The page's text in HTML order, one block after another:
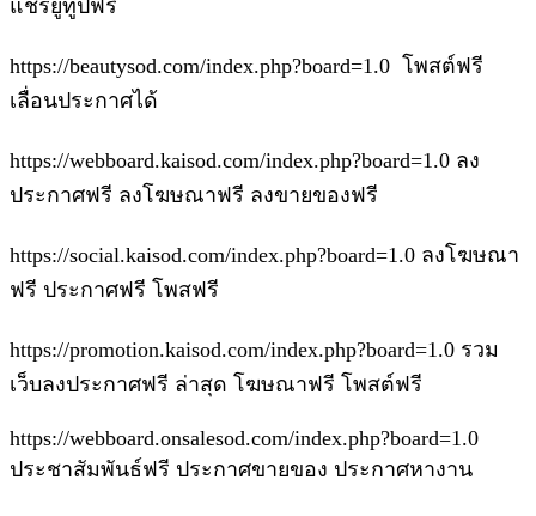
แชร์ยูทูปฟรี
https://beautysod.com/index.php?board=1.0 โพสต์ฟรี
เลื่อนประกาศได้
https://webboard.kaisod.com/index.php?board=1.0 ลง
ประกาศฟรี ลงโฆษณาฟรี ลงขายของฟรี
https://social.kaisod.com/index.php?board=1.0 ลงโฆษณา
ฟรี ประกาศฟรี โพสฟรี
https://promotion.kaisod.com/index.php?board=1.0 รวม
เว็บลงประกาศฟรี ล่าสุด โฆษณาฟรี โพสต์ฟรี
https://webboard.onsalesod.com/index.php?board=1.0
ประชาสัมพันธ์ฟรี ประกาศขายของ ประกาศหางาน